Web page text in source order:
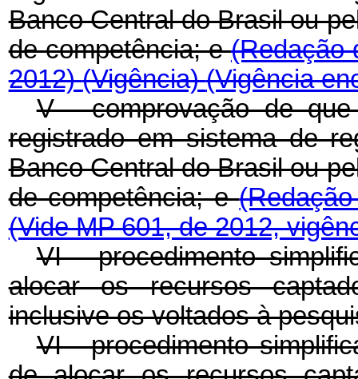
Banco Central do Brasil ou
de competência; e(Redação
2012)(Vigência)(Vigência
V - comprovação de
registrado em sistema de
Banco Central do Brasil ou
de competência; e
(Vide MP 601, de 2012,
VI - procedimento
alocar os recursos
inclusive os voltados à
VI - procedimento